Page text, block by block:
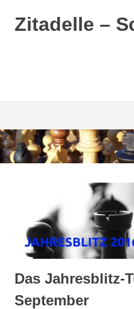
Zum
Inhalt
springen
Zitadelle –
Das Jahresblitz-
September